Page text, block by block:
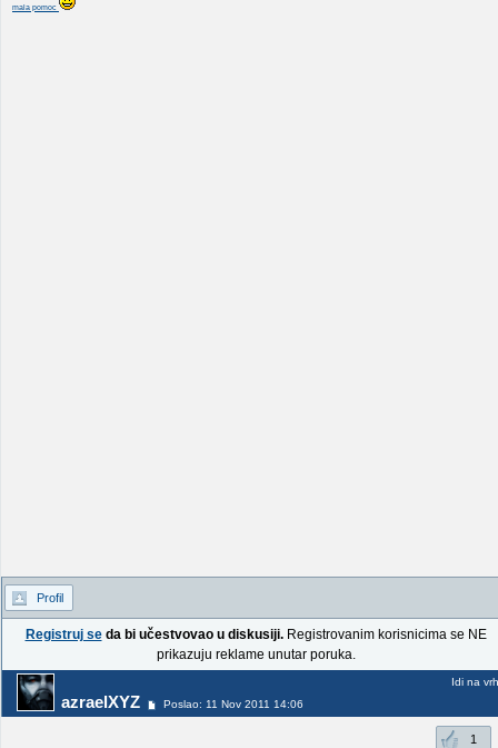
mala pomoc
Profil
Registruj seda bi učestvovao u diskusiji.Registrovanim korisnicima se NE
prikazuju reklame unutar poruka.
azraelXYZ Poslao: 11 Nov 2011 14:06
Idi na vrh
1